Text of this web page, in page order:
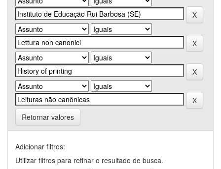
Retornar valores
Adicionar filtros:
Utilizar filtros para refinar o resultado de busca.